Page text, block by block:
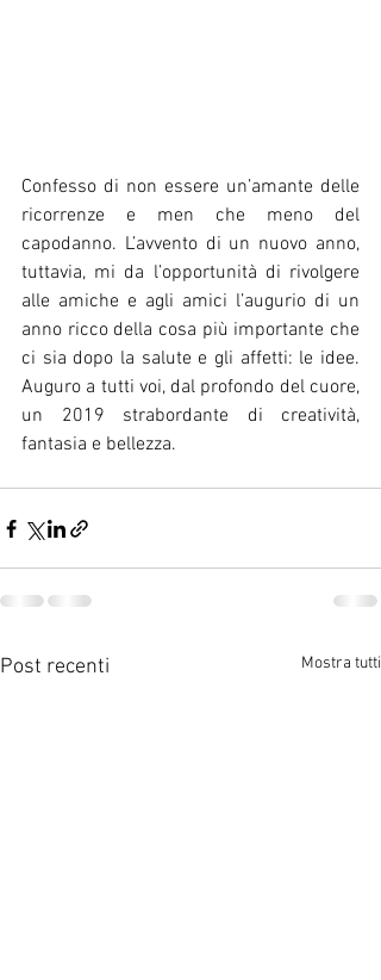
Confesso di non essere un’amante delle
ricorrenze e men che meno del
capodanno. L’avvento di un nuovo anno,
tuttavia, mi da l’opportunità di rivolgere
alle amiche e agli amici l’augurio di un
anno ricco della cosa più importante che
ci sia dopo la salute e gli affetti: le idee.
Auguro a tutti voi, dal profondo del cuore,
un 2019 strabordante di creatività,
fantasia e bellezza.
Post recenti Mostra tutti